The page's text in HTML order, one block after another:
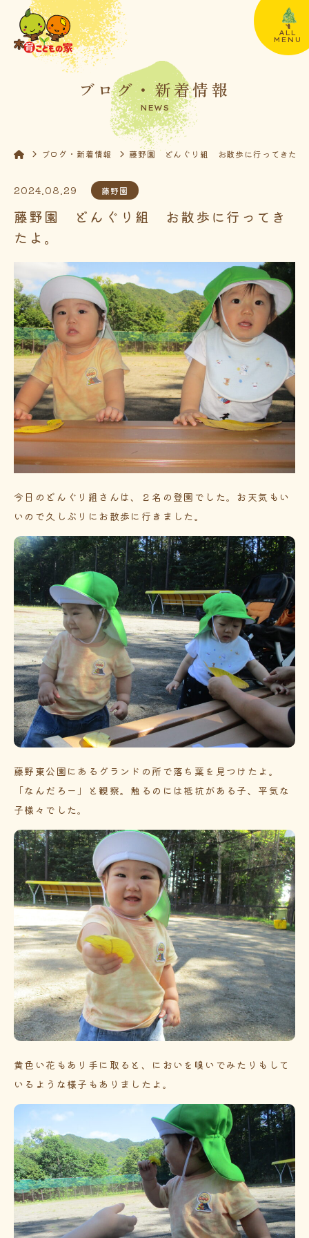
ALL
MENU
ブログ・新着情報
NEWS
ブログ・新着情報 藤野園 どんぐり組 お散歩に行ってきたよ
2024.08.29 藤野園
藤野園 どんぐり組 お散歩に行ってき
たよ。
今日のどんぐり組さんは、２名の登園でした。お天気もい
いので久しぶりにお散歩に行きました。
藤野東公園にあるグランドの所で落ち葉を見つけたよ。
「なんだろー」と観察。触るのには抵抗がある子、平気な
子様々でした。
黄色い花もあり手に取ると、においを嗅いでみたりもして
いるような様子もありましたよ。